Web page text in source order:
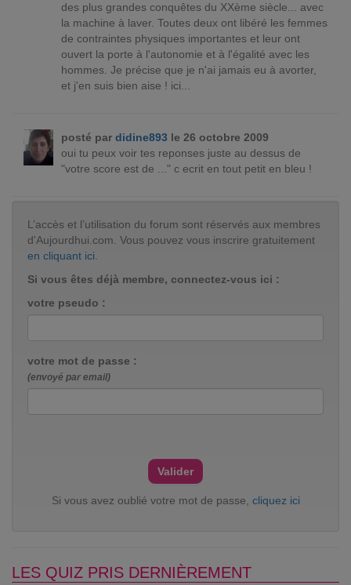
des plus grandes conquêtes du XXème siècle... avec
la machine à laver. Toutes deux ont libéré les femmes
de contraintes physiques importantes et leur ont
ouvert la porte à l'autonomie et à l'égalité avec les
hommes. Je précise que je n'ai jamais eu à avorter,
et j'en suis bien aise ! ici...
posté par didine893 le 26 octobre 2009
oui tu peux voir tes reponses juste au dessus de
"votre score est de ..." c ecrit en tout petit en bleu !
L’accès et l’utilisation du forum sont réservés aux membres
d'Aujourdhui.com. Vous pouvez vous inscrire gratuitement
en cliquant ici
Si vous êtes déjà membre, connectez-vous ici :
votre pseudo :
votre mot de passe :
(envoyé par email)
Si vous avez oublié votre mot de passe, cliquez ici
LES QUIZ PRIS DERNIÈREMENT